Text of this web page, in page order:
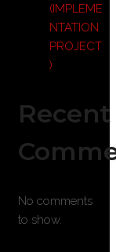
(IMPLEME
NTATION
PROJECT
)
Recent
No comments
to show.